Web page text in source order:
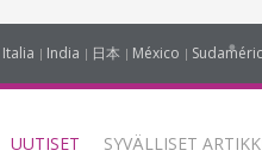
Italia India 日本 México
UUTISET SYVÄLLISET